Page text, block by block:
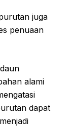
juga
penuaan
alami
dapat